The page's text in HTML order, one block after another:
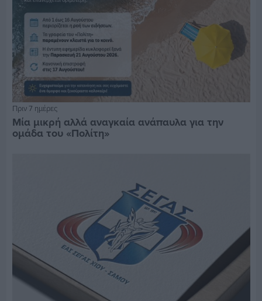
Πριν 7 ημέρες
Μία μικρή αλλά αναγκαία ανάπαυλα για την
ομάδα του «Πολίτη»